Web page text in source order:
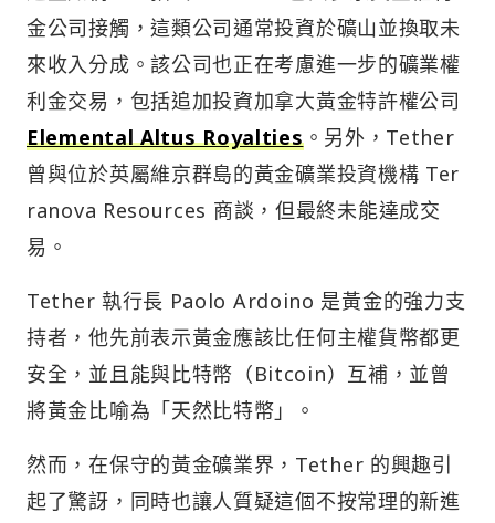
金公司接觸，這類公司通常投資於礦山並換取未
來收入分成。該公司也正在考慮進一步的礦業權
利金交易，包括追加投資加拿大黃金特許權公司
Elemental Altus Royalties。另外，Tether
曾與位於英屬維京群島的黃金礦業投資機構 Ter
ranova Resources 商談，但最終未能達成交
易。
Tether 執行長 Paolo Ardoino 是黃金的強力支
持者，他先前表示黃金應該比任何主權貨幣都更
安全，並且能與比特幣（Bitcoin）互補，並曾
將黃金比喻為「天然比特幣」。
然而，在保守的黃金礦業界，Tether 的興趣引
起了驚訝，同時也讓人質疑這個不按常理的新進